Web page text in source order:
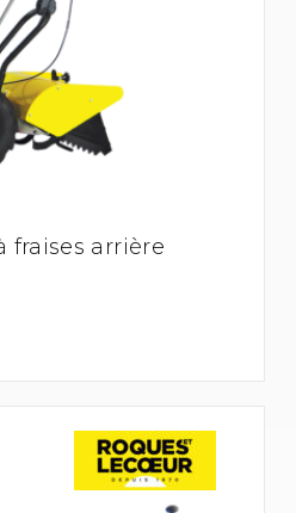
fraises arrière